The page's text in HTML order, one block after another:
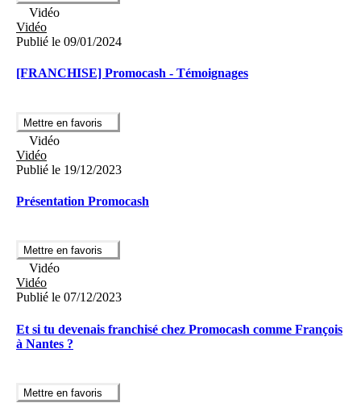
Vidéo
Vidéo
Publié le 09/01/2024
[FRANCHISE] Promocash - Témoignages
Mettre en favoris
Vidéo
Vidéo
Publié le 19/12/2023
Présentation Promocash
Mettre en favoris
Vidéo
Vidéo
Publié le 07/12/2023
Et si tu devenais franchisé chez Promocash comme François
à Nantes ?
Mettre en favoris